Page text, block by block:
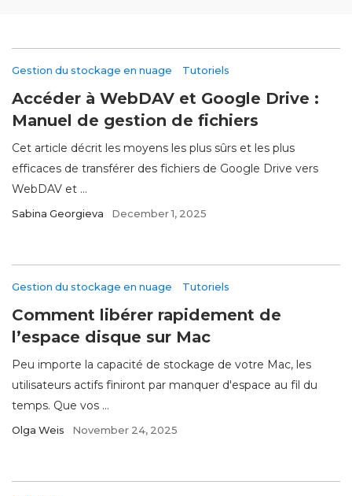
Gestion du stockage en nuage Tutoriels
Accéder à WebDAV et Google Drive :
Manuel de gestion de fichiers
Cet article décrit les moyens les plus sûrs et les plus
efficaces de transférer des fichiers de Google Drive vers
WebDAV et ...
Sabina Georgieva December 1, 2025
Gestion du stockage en nuage Tutoriels
Comment libérer rapidement de
l’espace disque sur Mac
Peu importe la capacité de stockage de votre Mac, les
utilisateurs actifs finiront par manquer d'espace au fil du
temps. Que vos ...
Olga Weis November 24, 2025